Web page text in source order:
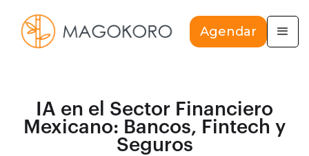
Agendar
IA en el Sector Financiero
Mexicano: Bancos, Fintech y
Seguros